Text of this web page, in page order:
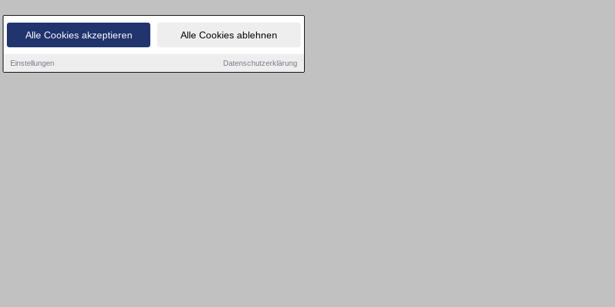
Alle Cookies akzeptieren Alle Cookies ablehnen
Einstellungen Datenschutzerklärung